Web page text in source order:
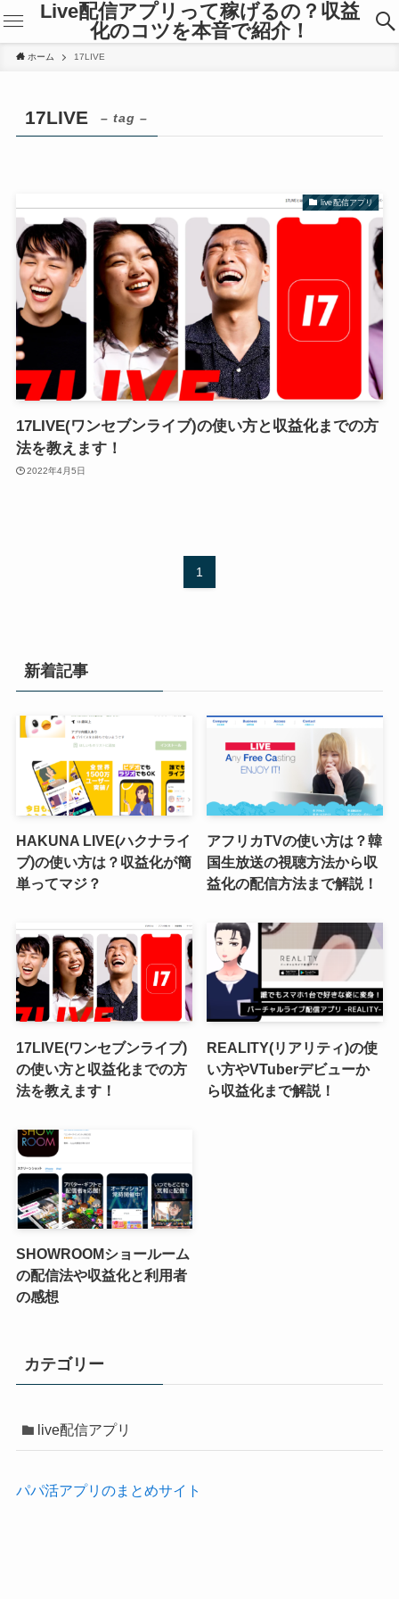
Live配信アプリって稼げるの？収益
化のコツを本音で紹介！
ホーム 17LIVE
17LIVE – tag –
live配信アプリ
17LIVE(ワンセブンライブ)の使い方と収益化までの方
法を教えます！
2022年4月5日
1
新着記事
HAKUNA LIVE(ハクナライ
ブ)の使い方は？収益化が簡
単ってマジ？
アフリカTVの使い方は？韓
国生放送の視聴方法から収
益化の配信方法まで解説！
17LIVE(ワンセブンライブ)
の使い方と収益化までの方
法を教えます！
REALITY(リアリティ)の使
い方やVTuberデビューか
ら収益化まで解説！
SHOWROOMショールーム
の配信法や収益化と利用者
の感想
カテゴリー
live配信アプリ
パパ活アプリのまとめサイト